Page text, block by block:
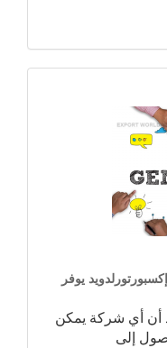
إكسبورتورلدويد يوفر B2B الانترنت بوابة توليد الرصاص
أن أي شركة يمكن
إلى